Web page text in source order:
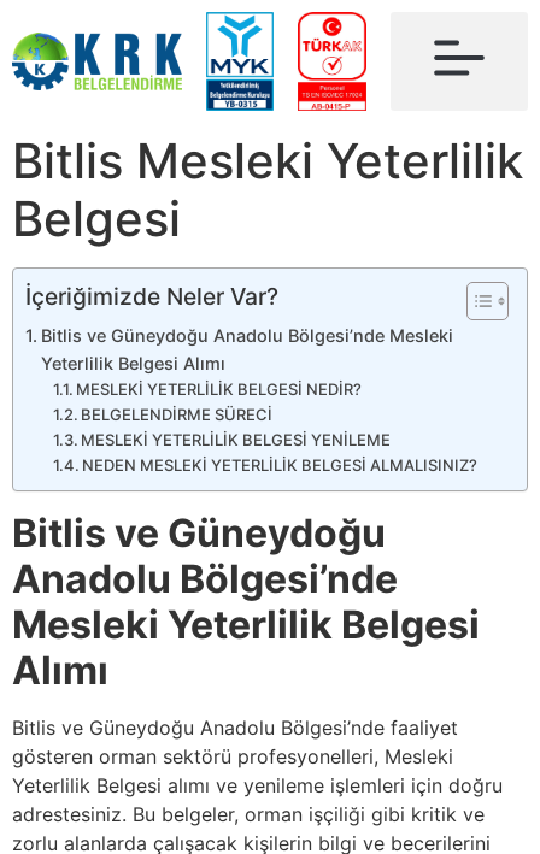
Bitlis Mesleki Yeterlilik
Belgesi
İçeriğimizde Neler Var?
Bitlis ve Güneydoğu Anadolu Bölgesi’nde Mesleki
Yeterlilik Belgesi Alımı
MESLEKİ YETERLİLİK BELGESİ NEDİR?
BELGELENDİRME SÜRECİ
MESLEKİ YETERLİLİK BELGESİ YENİLEME
NEDEN MESLEKİ YETERLİLİK BELGESİ ALMALISINIZ?
Bitlis ve Güneydoğu
Anadolu Bölgesi’nde
Mesleki Yeterlilik Belgesi
Alımı
Bitlis ve Güneydoğu Anadolu Bölgesi’nde faaliyet
gösteren orman sektörü profesyonelleri, Mesleki
Yeterlilik Belgesi alımı ve yenileme işlemleri için doğru
adrestesiniz. Bu belgeler, orman işçiliği gibi kritik ve
zorlu alanlarda çalışacak kişilerin bilgi ve becerilerini